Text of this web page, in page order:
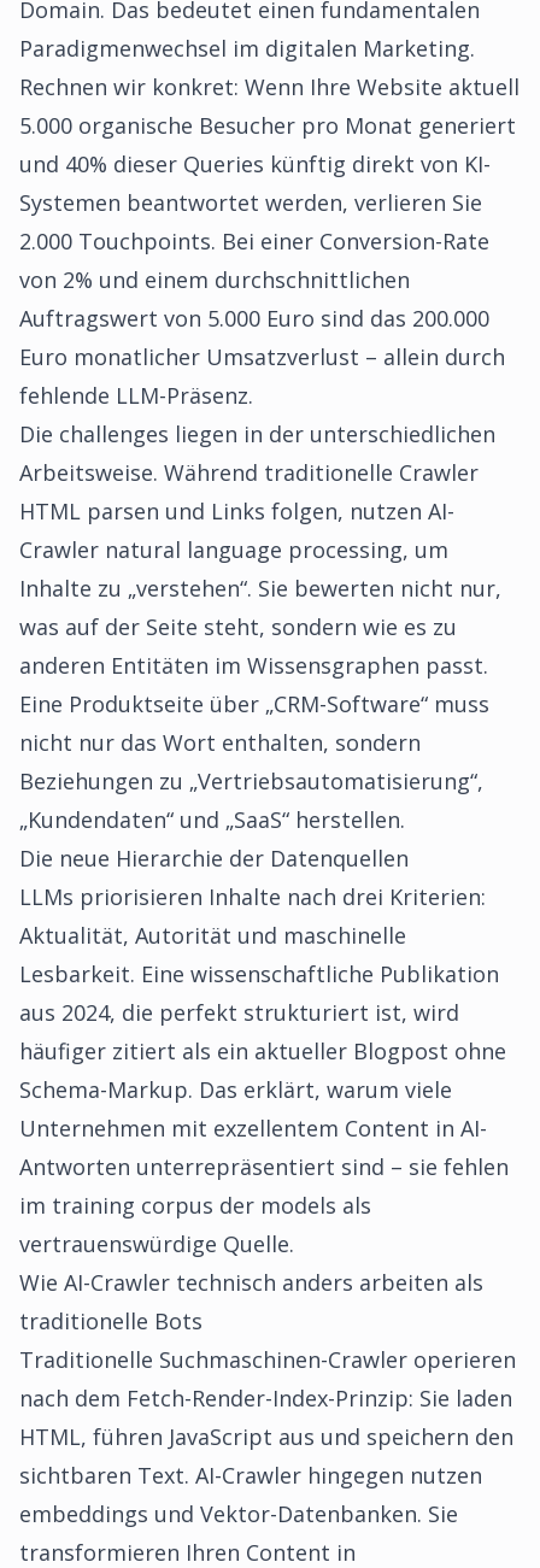
Domain. Das bedeutet einen fundamentalen
Paradigmenwechsel im digitalen Marketing.
Rechnen wir konkret: Wenn Ihre Website aktuell
5.000 organische Besucher pro Monat generiert
und 40% dieser Queries künftig direkt von KI-
Systemen beantwortet werden, verlieren Sie
2.000 Touchpoints. Bei einer Conversion-Rate
von 2% und einem durchschnittlichen
Auftragswert von 5.000 Euro sind das 200.000
Euro monatlicher Umsatzverlust – allein durch
fehlende LLM-Präsenz.
Die challenges liegen in der unterschiedlichen
Arbeitsweise. Während traditionelle Crawler
HTML parsen und Links folgen, nutzen AI-
Crawler natural language processing, um
Inhalte zu „verstehen“. Sie bewerten nicht nur,
was auf der Seite steht, sondern wie es zu
anderen Entitäten im Wissensgraphen passt.
Eine Produktseite über „CRM-Software“ muss
nicht nur das Wort enthalten, sondern
Beziehungen zu „Vertriebsautomatisierung“,
„Kundendaten“ und „SaaS“ herstellen.
Die neue Hierarchie der Datenquellen
LLMs priorisieren Inhalte nach drei Kriterien:
Aktualität, Autorität und maschinelle
Lesbarkeit. Eine wissenschaftliche Publikation
aus 2024, die perfekt strukturiert ist, wird
häufiger zitiert als ein aktueller Blogpost ohne
Schema-Markup. Das erklärt, warum viele
Unternehmen mit exzellentem Content in AI-
Antworten unterrepräsentiert sind – sie fehlen
im training corpus der models als
vertrauenswürdige Quelle.
Wie AI-Crawler technisch anders arbeiten als
traditionelle Bots
Traditionelle Suchmaschinen-Crawler operieren
nach dem Fetch-Render-Index-Prinzip: Sie laden
HTML, führen JavaScript aus und speichern den
sichtbaren Text. AI-Crawler hingegen nutzen
embeddings und Vektor-Datenbanken. Sie
transformieren Ihren Content in